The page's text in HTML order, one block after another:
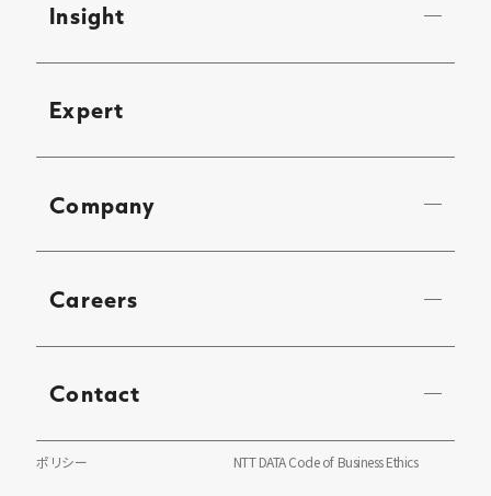
Insight
Expert
Company
Careers
Contact
ポリシー NTT DATA Code of Business Ethics